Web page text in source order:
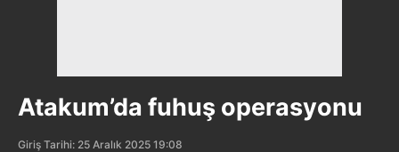
Atakum’da fuhuş operasyonu
Giriş Tarihi: 25 Aralık 2025 19:08